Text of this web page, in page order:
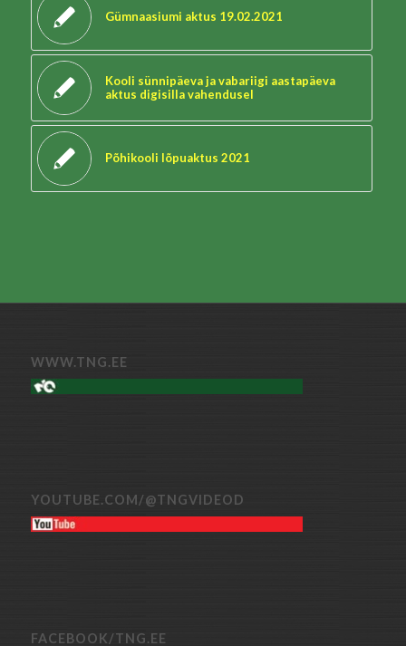
Gümnaasiumi aktus 19.02.2021
Kooli sünnipäeva ja vabariigi aastapäeva
aktus digisilla vahendusel
Põhikooli lõpuaktus 2021
WWW.TNG.EE
YOUTUBE.COM/@TNGVIDEOD
FACEBOOK/TNG.EE